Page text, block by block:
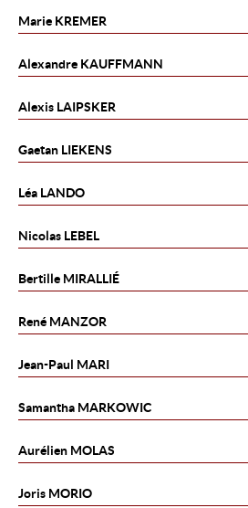
Marie KREMER
Alexandre KAUFFMANN
Alexis LAIPSKER
Gaetan LIEKENS
Léa LANDO
Nicolas LEBEL
Bertille MIRALLIÉ
René MANZOR
Jean-Paul MARI
Samantha MARKOWIC
Aurélien MOLAS
Joris MORIO